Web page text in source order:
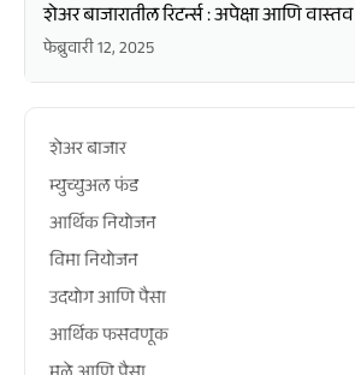
शेअर बाजारातील रिटर्न्स : अपेक्षा आणि वास्तव
फेब्रुवारी 12, 2025
शेअर बाजार
म्युच्युअल फंड
आर्थिक नियोजन
विमा नियोजन
उदयोग आणि पैसा
आर्थिक फसवणूक